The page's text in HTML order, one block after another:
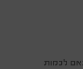
לכמות